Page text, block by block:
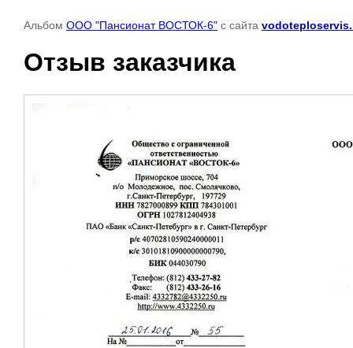
Альбом ООО "Пансионат ВОСТОК-6" с сайта
Отзыв заказчика